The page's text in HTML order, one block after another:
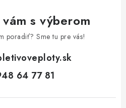
s výberom
poradiť? Sme tu pre vás!
64 77 81